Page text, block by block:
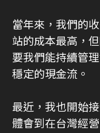
當年來，我們的
站的成本最高，
要我們能持續管
穩定的現金流。
最近，我也開始
體會到在台灣經